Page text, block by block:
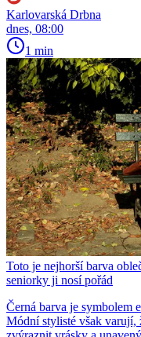
Karlovarská Drbna
dnes, 08:00
1 min
Toto je nejhorší barva
seniorky ji nosí pořád
Černá barva je symbolem
Módní stylisté však varují,